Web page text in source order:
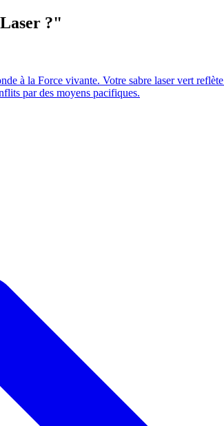
?"
à la Force vivante. Votre sabre laser vert
par des moyens pacifiques.